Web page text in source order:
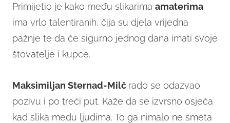
Primijetio je kako među slikarima amaterima
ima vrlo talentiranih, čija su djela vrijedna
pažnje te da će sigurno jednog dana imati svoje
štovatelje i kupce.
Maksimiljan Sternad-Milč rado se odazvao
pozivu i po treći put. Kaže da se izvrsno osjeća
kad slika među ljudima. To ga nimalo ne smeta